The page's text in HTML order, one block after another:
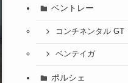
ベントレー
コンチネンタル GT
ベンテイガ
ポルシェ